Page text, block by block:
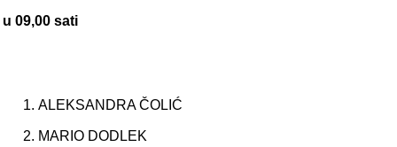
u 09,00 sati
ALEKSANDRA ČOLIĆ
MARIO DODLEK